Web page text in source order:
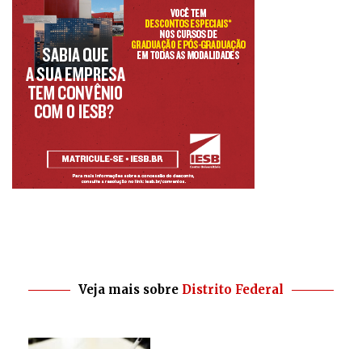
Veja mais sobre Distrito Federal